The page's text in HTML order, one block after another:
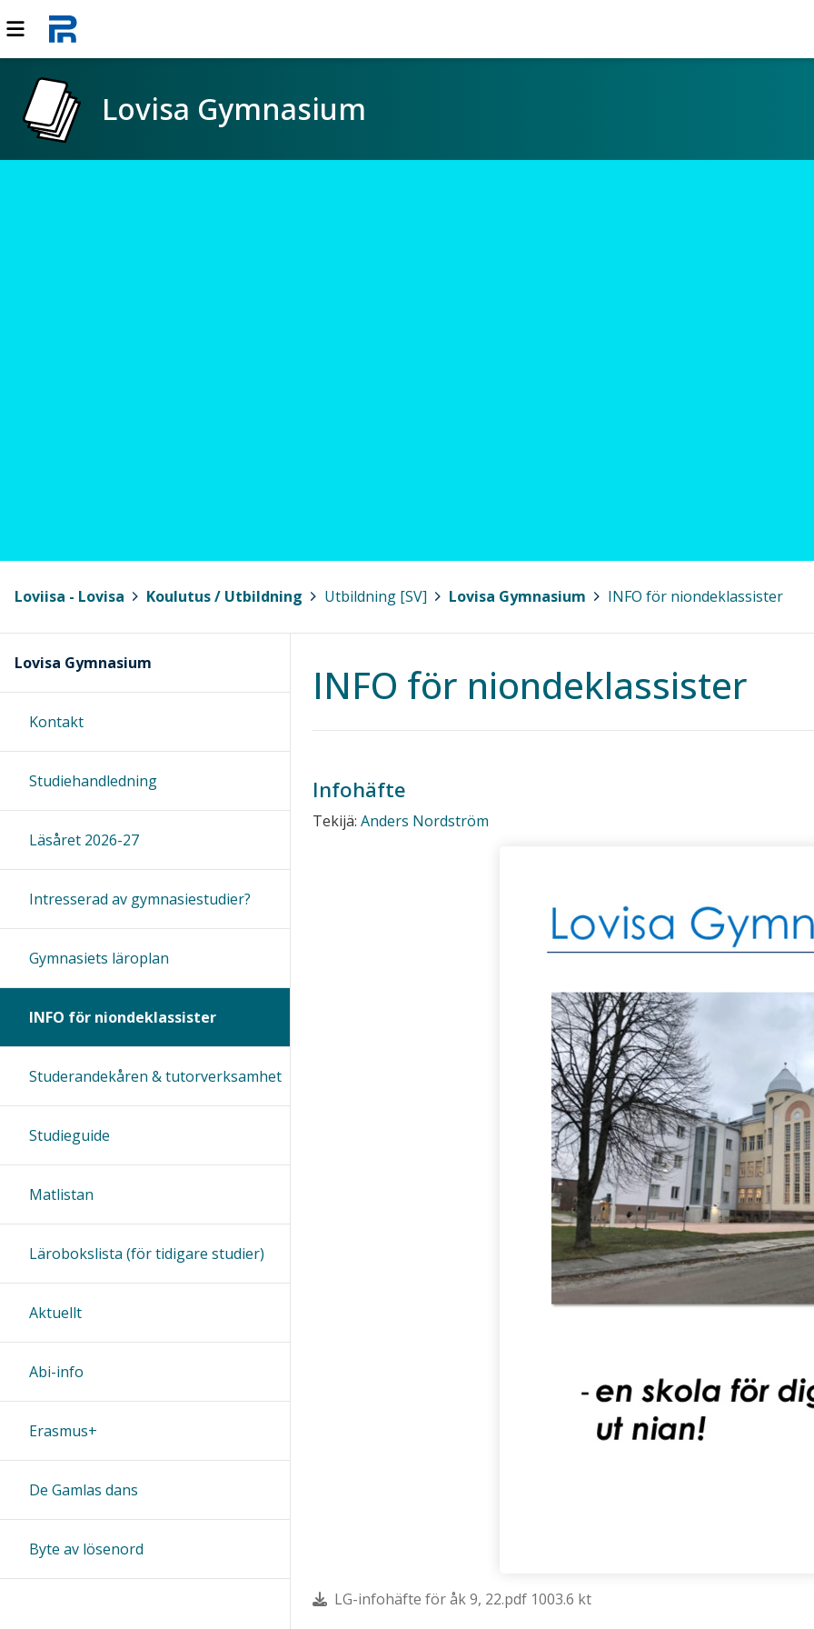
Lovisa Gymnasium
Loviisa - Lovisa Koulutus / Utbildning Utbildning [SV] Lovisa Gymnasium INFO för niondeklassister
INFO för niondeklassister
Infohäfte
Tekijä: Anders Nordström
LG-infohäfte för åk 9, 22.pdf 1003.6 kt
Lovisa Gymnasium
Kontakt
Studiehandledning
Läsåret 2026-27
Intresserad av gymnasiestudier?
Gymnasiets läroplan
INFO för niondeklassister
Studerandekåren & tutorverksamhet
Studieguide
Matlistan
Lärobokslista (för tidigare studier)
Aktuellt
Abi-info
Erasmus+
De Gamlas dans
Byte av lösenord